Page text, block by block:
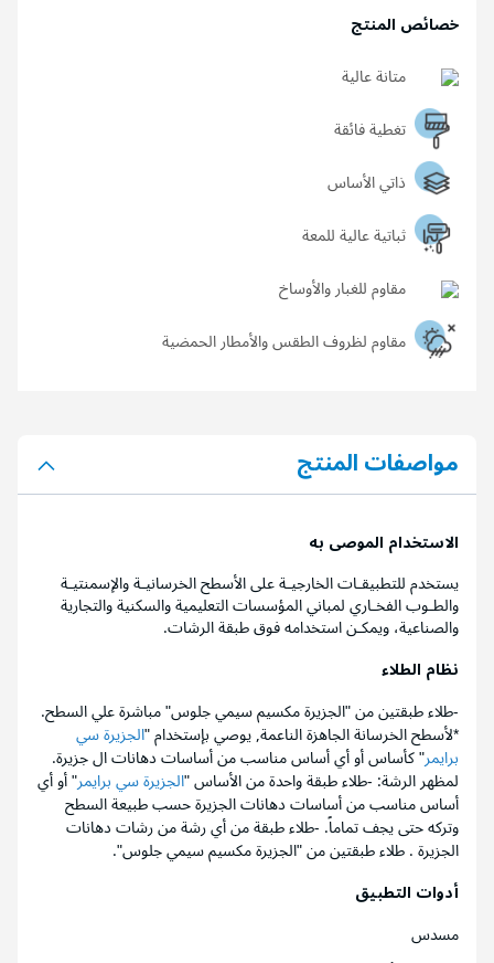
خصائص المنتج
متانة عالية
تغطية فائقة
ذاتي الأساس
ثباتية عالية للمعة
مقاوم للغبار والأوساخ
مقاوم لظروف الطقس والأمطار الحمضية
مواصفات المنتج
الاستخدام الموصى به
يستخدم للتطبيقـات الخارجيـة على الأسطح الخرسانيـة والإسمنتيـة
والطـوب الفخـاري لمباني المؤسسات التعليمية والسكنية والتجارية
والصناعية، ويمكـن استخدامه فوق طبقة الرشات.
نظام الطلاء
-طلاء طبقتين من "الجزيرة مكسيم سيمي جلوس" مباشرة علي السطح.
*لأسطح الخرسانة الجاهزة الناعمة, يوصي بإستخدام "الجزيرة سي
برايمر" كأساس أو أي أساس مناسب من أساسات دهانات ال جزيرة.
لمظهر الرشة: -طلاء طبقة واحدة من الأساس "الجزيرة سي برايمر" أو أي
أساس مناسب من أساسات دهانات الجزيرة حسب طبيعة السطح
وتركه حتى يجف تماماً. -طلاء طبقة من أي رشة من رشات دهانات
الجزيرة . طلاء طبقتين من "الجزيرة مكسيم سيمي جلوس".
أدوات التطبيق
مسدس